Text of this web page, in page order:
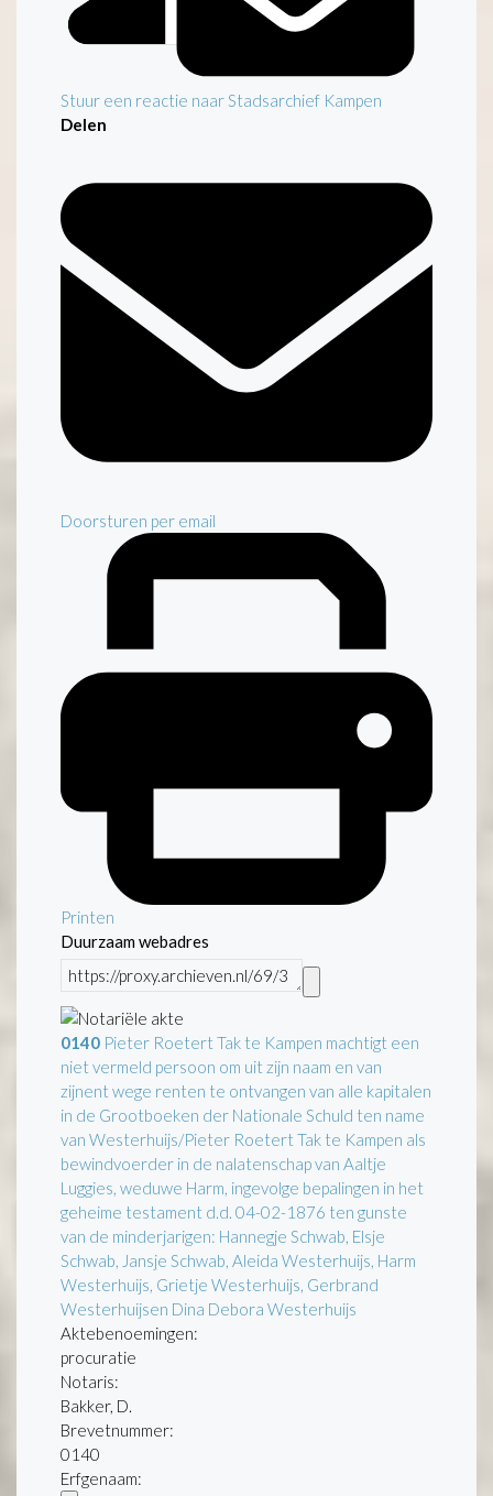
Stuur een reactie naar Stadsarchief Kampen
Delen
Doorsturen per email
Printen
Duurzaam webadres
0140 Pieter Roetert Tak te Kampen machtigt een
niet vermeld persoon om uit zijn naam en van
zijnent wege renten te ontvangen van alle kapitalen
in de Grootboeken der Nationale Schuld ten name
van Westerhuijs/Pieter Roetert Tak te Kampen als
bewindvoerder in de nalatenschap van Aaltje
Luggies, weduwe Harm, ingevolge bepalingen in het
geheime testament d.d. 04-02-1876 ten gunste
van de minderjarigen: Hannegje Schwab, Elsje
Schwab, Jansje Schwab, Aleida Westerhuijs, Harm
Westerhuijs, Grietje Westerhuijs, Gerbrand
Westerhuijsen Dina Debora Westerhuijs
Aktebenoemingen:
procuratie
Notaris:
Bakker, D.
Brevetnummer:
0140
Erfgenaam: